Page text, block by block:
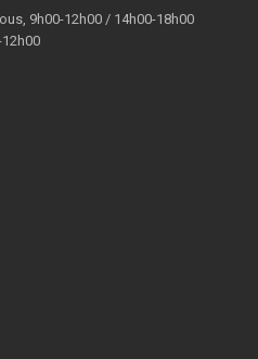
9h00-12h00 / 14h00-18h00